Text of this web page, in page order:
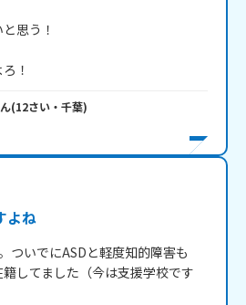
思う！
！
(12さい・ 千葉)
よね
ついでにASDと軽度知的障害も
してました（今は支援学校です